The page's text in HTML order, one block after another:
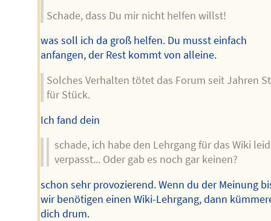
Schade, dass Du mir nicht helfen willst!
was soll ich da groß helfen. Du musst einfach
anfangen, der Rest kommt von alleine.
Solches Verhalten tötet das Forum seit Jahren
für Stück.
Ich fand dein
schade, ich habe den Lehrgang für das Wiki
verpasst... Oder gab es noch gar keinen?
schon sehr provozierend. Wenn du der Meinung
wir benötigen einen Wiki-Lehrgang, dann
dich drum.